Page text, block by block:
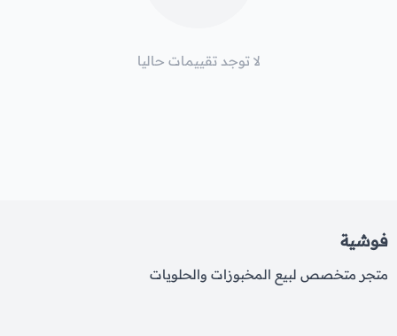
لا توجد تقييمات حاليا
فوشية
متجر متخصص لبيع المخبوزات والحلويات